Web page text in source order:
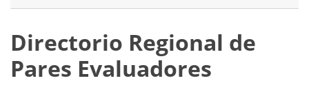
Directorio Regional de
Pares Evaluadores